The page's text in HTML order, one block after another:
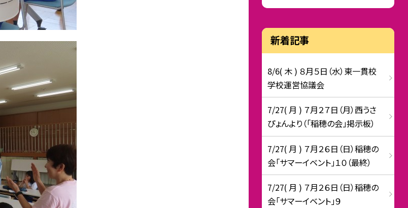
新着記事
8/6( 木 ) ８月５日（水）東一貫校
学校運営協議会
7/27( 月 ) ７月２７日（月）西うさ
ぴょんより（「稲穂の会」掲示板）
7/27( 月 ) ７月２６日（日）稲穂の
会「サマーイベント」１０（最終）
7/27( 月 ) ７月２６日（日）稲穂の
会「サマーイベント」９